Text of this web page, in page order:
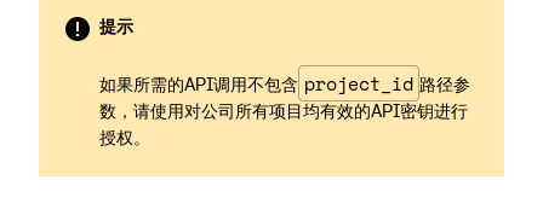
提示
如果所需的API调用不包含 project_id 路径参
数，请使用对公司所有项目均有效的API密钥进行
授权。